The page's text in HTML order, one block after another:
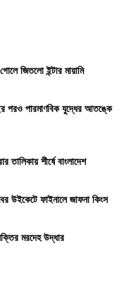
জিতলো ইন্টার মায়ামি
পরও পারমাণবিক যুদ্ধের আতঙ্কে
তালিকায় শীর্ষে বাংলাদেশ
উইকেটে ফাইনালে জাফনা কিংস
মরদেহ উদ্ধার